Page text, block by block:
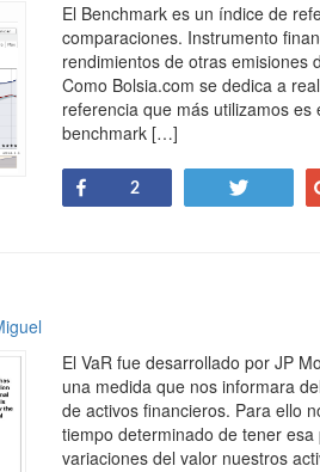
El Benchmark es un índice de
comparaciones. Instrumento
rendimientos de otras emisiones
Como Bolsia.com se dedica a
referencia que más utilizamos
benchmark […]
Share
2
El VaR fue desarrollado por JP
una medida que nos informara
de activos financieros. Para ello
tiempo determinado de tener
variaciones del valor nuestros